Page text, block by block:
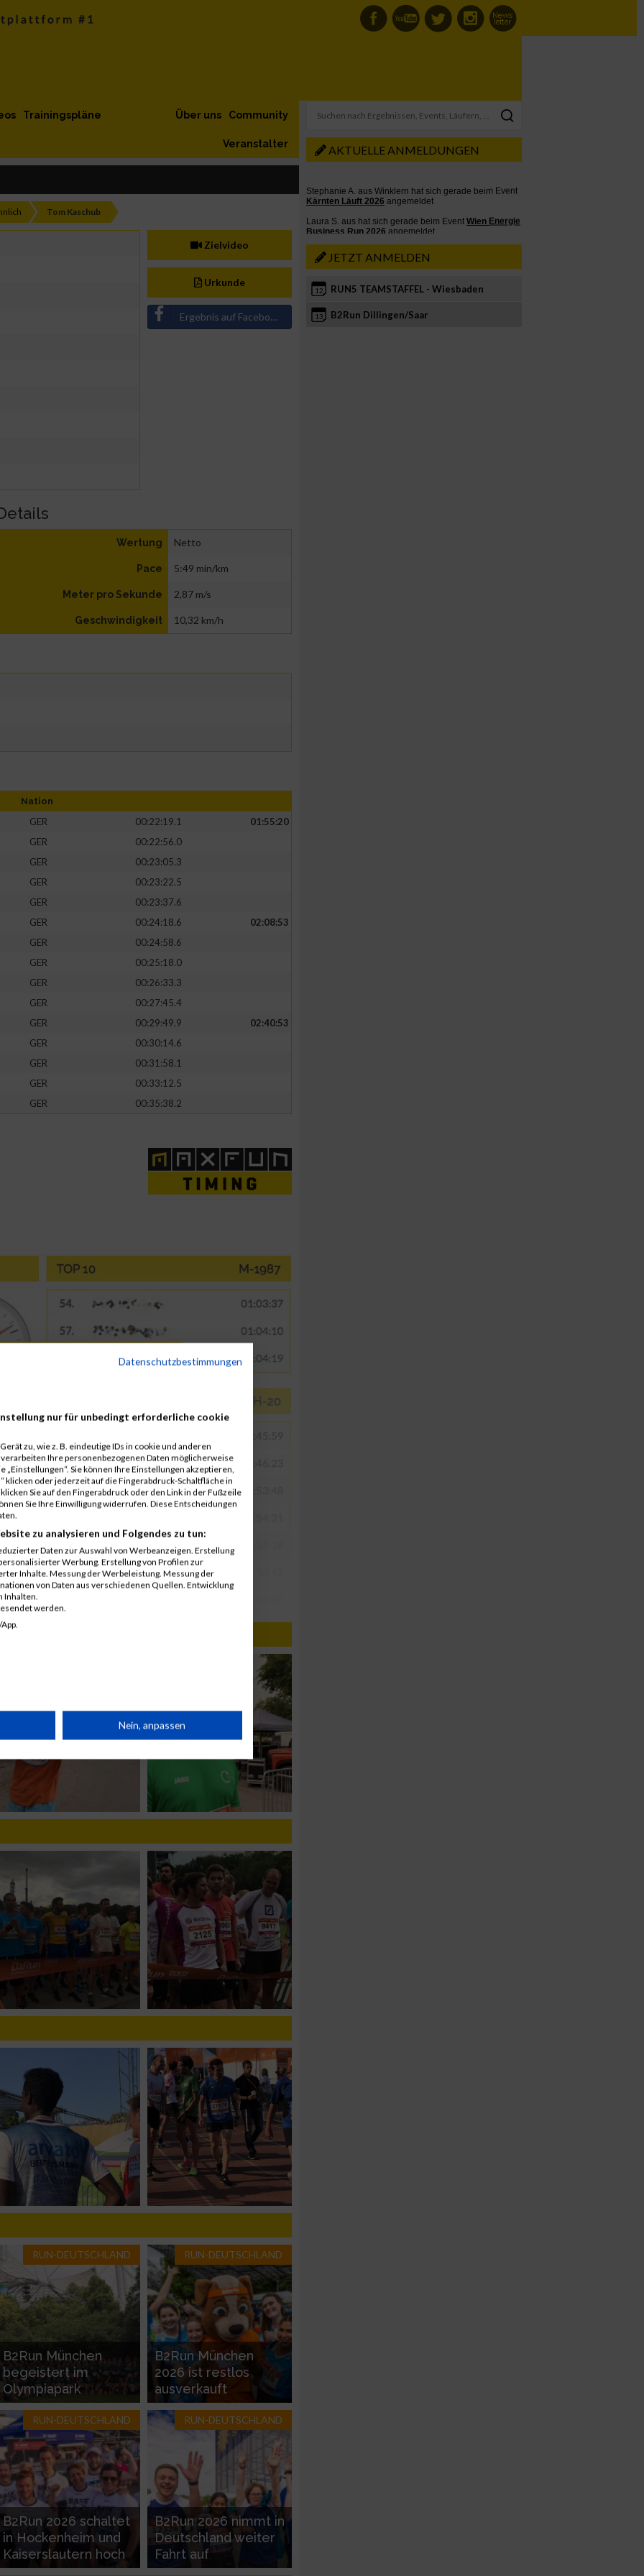
Trainingspläne Community
Über uns
Veranstalter
Tom Kaschub
Zielvideo
Urkunde
Ergebnis auf Facebook teilen
Wertung Netto
Pace 5:49 min/km
Meter pro Sekunde 2,87 m/s
Geschwindigkeit 10,32 km/h
Nation
GER 00:22:19.1
01:55:20
GER
00:22:56.0
GER
00:23:05.3
GER
00:23:22.5
GER
00:23:37.6
GER 00:24:18.6
02:08:53
GER
00:24:58.6
GER
00:25:18.0
GER
00:26:33.3
GER
00:27:45.4
GER 00:29:49.9
02:40:53
GER
00:30:14.6
GER
00:31:58.1
GER
00:33:12.5
GER 00:35:38.2
RUN-DEUTSCHLAND
B2Run München
begeistert im
Olympiapark
RUN-DEUTSCHLAND
B2Run München
2026 ist restlos
ausverkauft
RUN-DEUTSCHLAND
B2Run 2026 schaltet
in Hockenheim und
Kaiserslautern hoch
RUN-DEUTSCHLAND
B2Run 2026 nimmt in
Deutschland weiter
Fahrt auf
AKTUELLE ANMELDUNGEN
JETZT ANMELDEN
12 RUN5 TEAMSTAFFEL - Wiesbaden
13 B2Run Dillingen/Saar
Datenschutzbestimmungen
nur für unbedingt erforderliche cookie
zu, wie z. B. eindeutige IDs in cookie und anderen
Ihre personenbezogenen Daten möglicherweise
Sie können Ihre Einstellungen akzeptieren,
klicken oder jederzeit auf die Fingerabdruck-Schaltfläche in
Sie auf den Fingerabdruck oder den Link in der Fußzeile
Sie Ihre Einwilligung widerrufen. Diese Entscheidungen
zu analysieren und Folgendes zu tun:
Daten zur Auswahl von Werbeanzeigen. Erstellung
Werbung. Erstellung von Profilen zur
Inhalte. Messung der Werbeleistung. Messung der
von Daten aus verschiedenen Quellen. Entwicklung
Inhalten.
werden.
Daten aus
Nein, anpassen